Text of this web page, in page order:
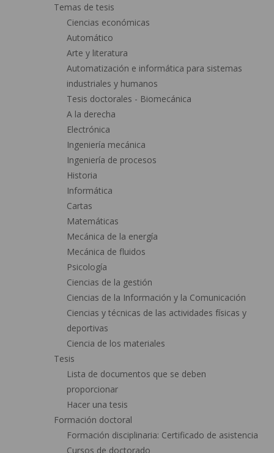
Temas de tesis
Ciencias económicas
Automático
Arte y literatura
Automatización e informática para sistemas
industriales y humanos
Tesis doctorales - Biomecánica
A la derecha
Electrónica
Ingeniería mecánica
Ingeniería de procesos
Historia
Informática
Cartas
Matemáticas
Mecánica de la energía
Mecánica de fluidos
Psicología
Ciencias de la gestión
Ciencias de la Información y la Comunicación
Ciencias y técnicas de las actividades físicas y
deportivas
Ciencia de los materiales
Tesis
Lista de documentos que se deben
proporcionar
Hacer una tesis
Formación doctoral
Formación disciplinaria: Certificado de asistencia
Cursos de doctorado